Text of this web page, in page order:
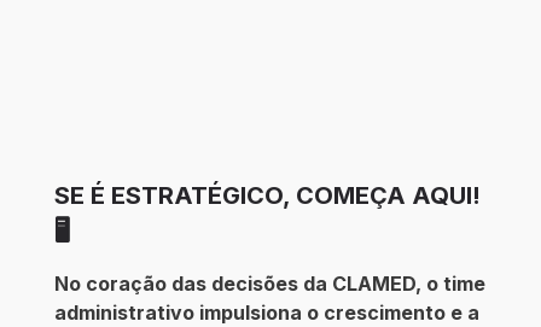
SE É ESTRATÉGICO, COMEÇA AQUI!
🖥️
No coração das decisões da CLAMED, o time
administrativo impulsiona o crescimento e a